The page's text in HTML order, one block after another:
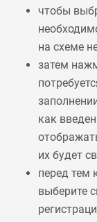
чтобы
на схеме
затем
как
их будет
перед тем
выберите